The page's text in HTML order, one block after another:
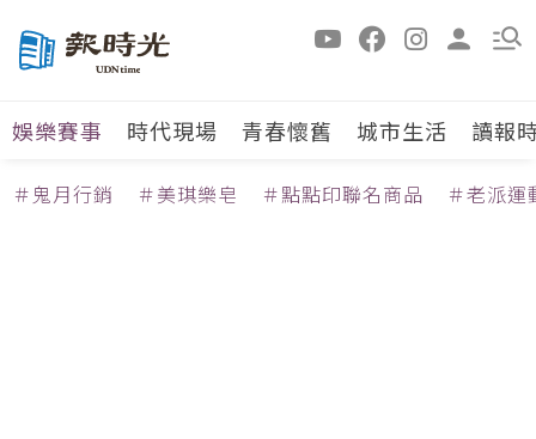
娛樂賽事 時代現場 青春懷舊 城市生活 讀報
＃鬼月行銷 ＃美琪樂皂 ＃點點印聯名商品 ＃老派運